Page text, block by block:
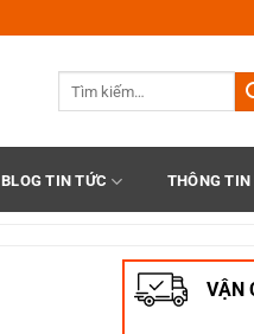
BLOG TIN TỨC THÔNG TIN
VẬN